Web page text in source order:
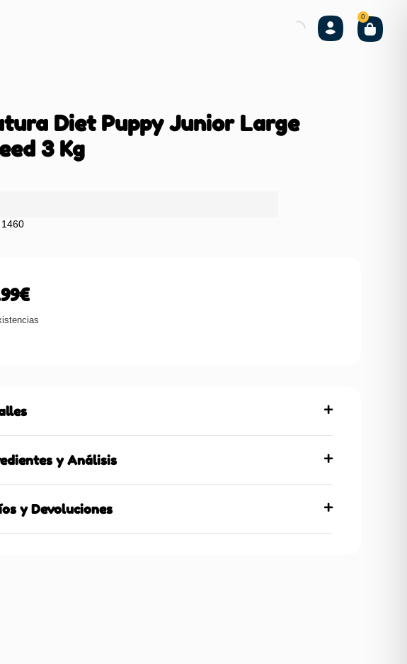
0
Diet Puppy Junior Large
3 Kg
€
y Análisis
y Devoluciones